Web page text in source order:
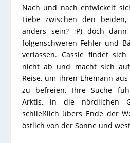
Nach und nach entwickelt
Liebe zwischen den
anders sein? ;P) doch
folgenschweren Fehler und
verlassen. Cassie findet
nicht ab und macht sich
Reise, um ihren Ehemann
zu befreien. Ihre Suche
Arktis, in die nördlichen
schließlich übers Ende der
östlich von der Sonne und